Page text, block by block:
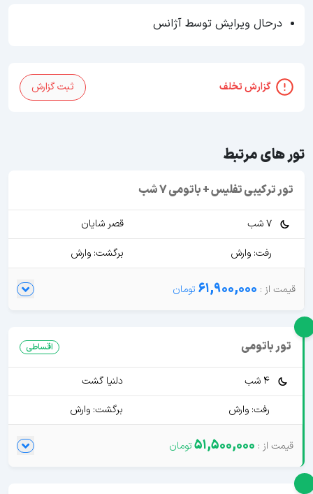
درحال ویرایش توسط آژانس
گزارش تخلف ثبت گزارش
تور های مرتبط
تور ترکیبی تفلیس + باتومی 7 شب
7 شب
قصر شایان
رفت: وارش
برگشت: وارش
61,900,000
تور باتومی اقساطی
4 شب
دلنیا گشت
رفت: وارش
برگشت: وارش
51,500,000